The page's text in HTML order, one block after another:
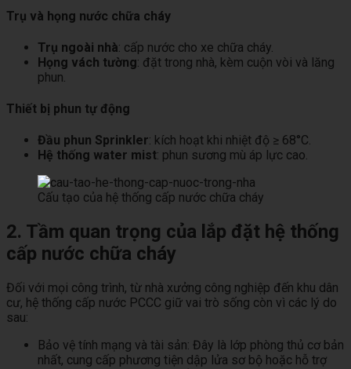
Trụ và họng nước chữa cháy
Trụ ngoài nhà: cấp nước cho xe chữa cháy.
Họng vách tường: đặt trong nhà, kèm cuộn vòi và lăng
phun.
Thiết bị phun tự động
Đầu phun Sprinkler: kích hoạt khi nhiệt độ ≥ 68°C.
Hệ thống water mist: phun sương mù áp lực cao.
Cấu tạo của hệ thống cấp nước chữa cháy
2. Tầm quan trọng của lắp đặt hệ thống
cấp nước chữa cháy
Đối với mọi công trình, từ nhà xưởng công nghiệp đến khu dân
cư, hệ thống cấp nước PCCC giữ vai trò sống còn vì các lý do
sau:
Bảo vệ tính mạng và tài sản: Đây là lớp phòng thủ cơ bản
nhất, cung cấp phương tiện dập lửa sơ bộ hoặc hỗ trợ